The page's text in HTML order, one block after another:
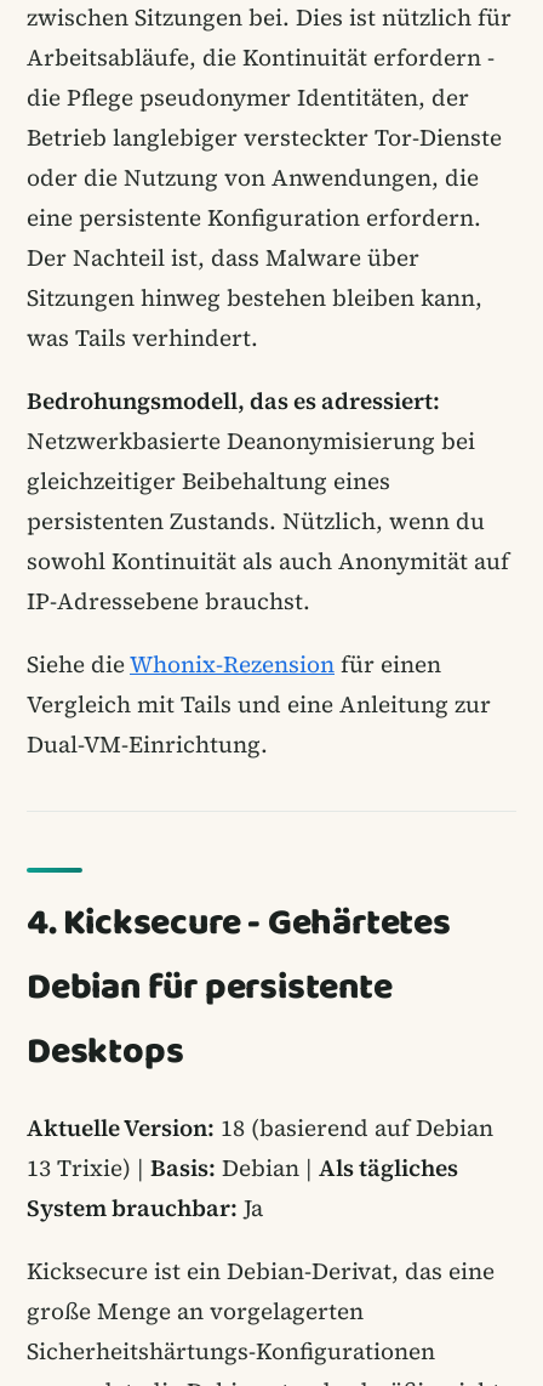
zwischen Sitzungen bei. Dies ist nützlich für
Arbeitsabläufe, die Kontinuität erfordern -
die Pflege pseudonymer Identitäten, der
Betrieb langlebiger versteckter Tor-Dienste
oder die Nutzung von Anwendungen, die
eine persistente Konfiguration erfordern.
Der Nachteil ist, dass Malware über
Sitzungen hinweg bestehen bleiben kann,
was Tails verhindert.
Bedrohungsmodell, das es adressiert:
Netzwerkbasierte Deanonymisierung bei
gleichzeitiger Beibehaltung eines
persistenten Zustands. Nützlich, wenn du
sowohl Kontinuität als auch Anonymität auf
IP-Adressebene brauchst.
Siehe dieWhonix-Rezensionfür einen
Vergleich mit Tails und eine Anleitung zur
Dual-VM-Einrichtung.
4. Kicksecure - Gehärtetes
Debian für persistente
Desktops
Aktuelle Version: 18 (basierend auf Debian
13 Trixie) | Basis: Debian | Als tägliches
System brauchbar: Ja
Kicksecure ist ein Debian-Derivat, das eine
große Menge an vorgelagerten
Sicherheitshärtungs-Konfigurationen